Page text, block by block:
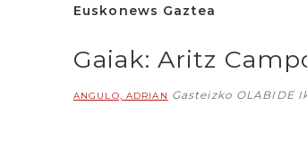
Euskonews Gaztea
Gaiak: Aritz
ANGULO, ADRIAN Gasteizko OLABIDE